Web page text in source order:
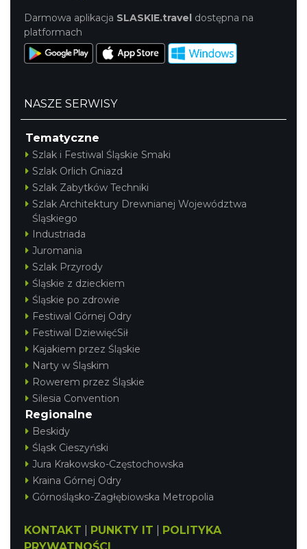
Darmowa aplikacja SLASKIE.travel dostępna na
platformach
NASZE SERWISY
Tematyczne
Szlak i Festiwal Śląskie Smaki
Szlak Orlich Gniazd
Szlak Zabytków Techniki
Szlak Architektury Drewnianej Województwa
Śląskiego
Industriada
Juromania
Szlak Przyrody
Śląskie z dzieckiem
Śląskie po zdrowie
Festiwal Górnej Odry
Festiwal DziewięćSił
Kajakiem przez Śląskie
Narty w Śląskim
Rowerem przez Śląskie
Silesia Convention
Regionalne
Beskidy
Śląsk Cieszyński
Jura Krakowsko-Częstochowska
Kraina Górnej Odry
Górnośląsko-Zagłębiowska Metropolia
KONTAKT PUNKTY IT
POLITYKA